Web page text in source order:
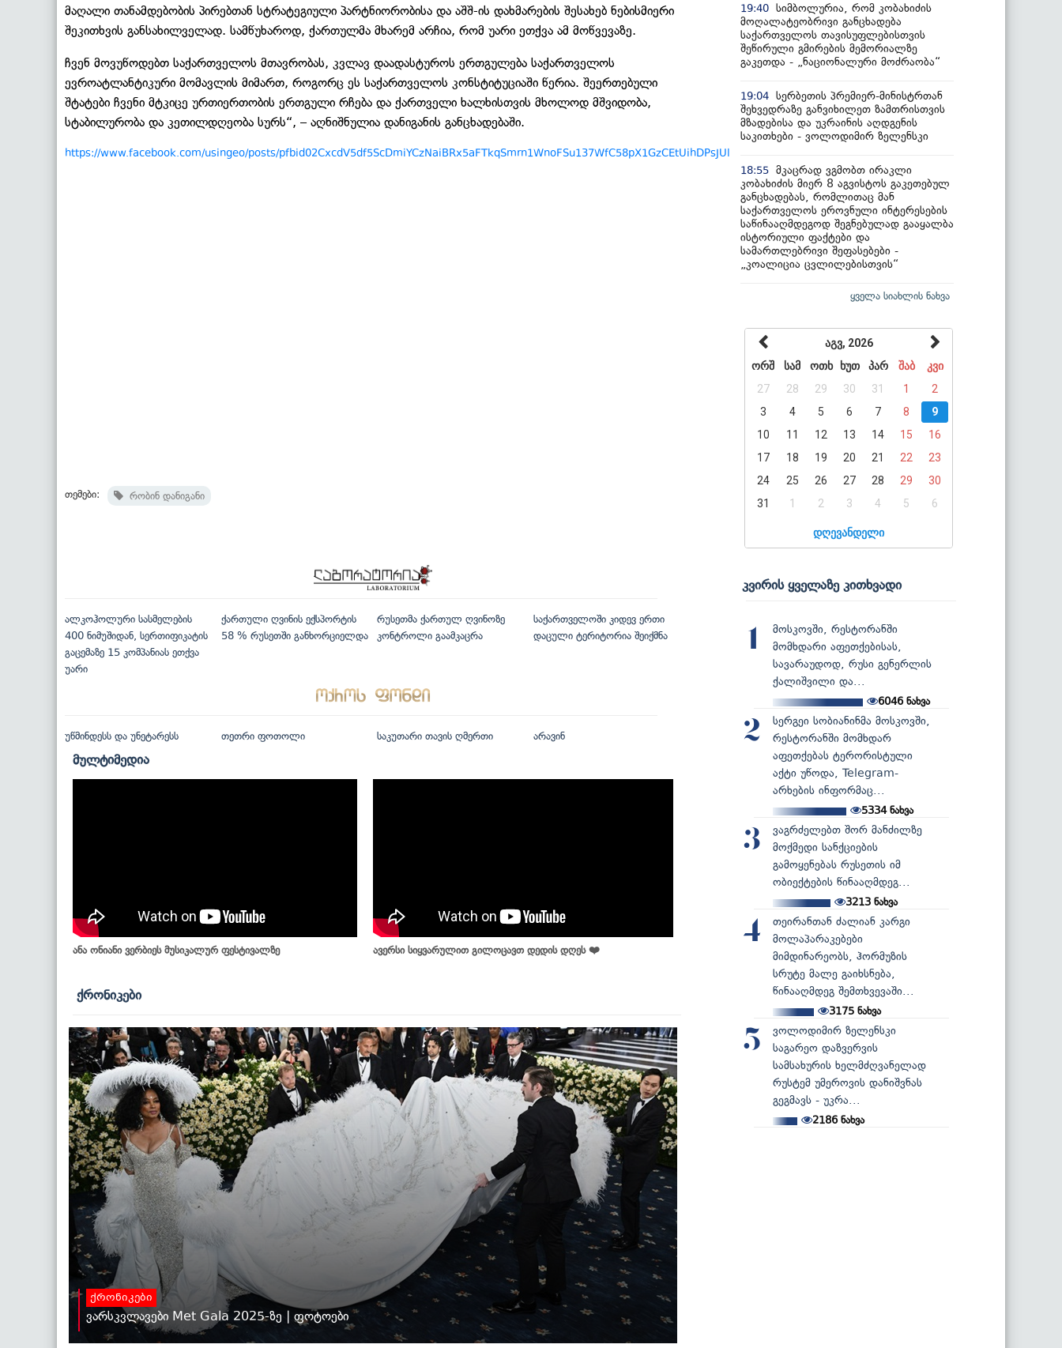
მაღალი თანამდებობის პირებთან სტრატეგიული პარტნიორობისა და აშშ-ის დახმარების შესახებ ნებისმიერი
შეკითხვის განსახილველად. სამწუხაროდ, ქართულმა მხარემ არჩია, რომ უარი ეთქვა ამ მოწვევაზე.
ჩვენ მოვუწოდებთ საქართველოს მთავრობას, კვლავ დაადასტუროს ერთგულება საქართველოს
ევროატლანტიკური მომავლის მიმართ, როგორც ეს საქართველოს კონსტიტუციაში წერია. შეერთებული
შტატები ჩვენი მტკიცე ურთიერთობის ერთგული რჩება და ქართველი ხალხისთვის მხოლოდ მშვიდობა,
სტაბილურობა და კეთილდღეობა სურს“, – აღნიშნულია დანიგანის განცხადებაში.
https://www.facebook.com/usingeo/posts/pfbid02CxcdV5df5ScDmiYCzNaiBRx5aFTkqSmrn1WnoFSu137WfC58pX1GzCEtUihDPsJUl
თემები: რობინ დანიგანი
ალკოჰოლური სასმელების
400 ნიმუშიდან, სერთიფიკატის
გაცემაზე 15 კომპანიას ეთქვა
უარი
ქართული ღვინის ექსპორტის
58 % რუსეთში განხორციელდა
რუსეთმა ქართულ ღვინოზე
კონტროლი გაამკაცრა
საქართველოში კიდევ ერთი
დაცული ტერიტორია შეიქმნა
უწმინდესს და უნეტარესს თეთრი ფოთოლი საკუთარი თავის ღმერთი არავინ
მულტიმედია
ანა ონიანი ვერბიეს მუსიკალურ ფესტივალზე ავერსი სიყვარულით გილოცავთ დედის დღეს ❤️
ქრონიკები
ქრონიკები
ვარსკვლავები Met Gala 2025-ზე | ფოტოები
19:40 სიმბოლურია, რომ კობახიძის
მოღალატეობრივი განცხადება
საქართველოს თავისუფლებისთვის
შეწირული გმირების მემორიალზე
გაკეთდა - „ნაციონალური მოძრაობა“
19:04 სერბეთის პრემიერ-მინისტრთან
შეხვედრაზე განვიხილეთ ზამთრისთვის
მზადებისა და უკრაინის აღდგენის
საკითხები - ვოლოდიმირ ზელენსკი
18:55 მკაცრად ვგმობთ ირაკლი
კობახიძის მიერ 8 აგვისტოს გაკეთებულ
განცხადებას, რომლითაც მან
საქართველოს ეროვნული ინტერესების
საწინააღმდეგოდ შეგნებულად გააყალბა
ისტორიული ფაქტები და
სამართლებრივი შეფასებები -
„კოალიცია ცვლილებისთვის“
ყველა სიახლის ნახვა
აგვ, 2026
ორშ
სამ ოთხ ხუთ პარ შაბ
კვი
27
28 29 30 31 1
2
3
4 5 6 7 8
9
10
11 12 13 14 15
16
17
18 19 20 21 22
23
24
25 26 27 28 29
30
31
1 2 3 4 5 6
დღევანდელი
კვირის ყველაზე კითხვადი
1
მოსკოვში, რესტორანში
მომხდარი აფეთქებისას,
სავარაუდოდ, რუსი გენერლის
ქალიშვილი და...
6046ნახვა
2
სერგეი სობიანინმა მოსკოვში,
რესტორანში მომხდარ
აფეთქებას ტერორისტული
აქტი უწოდა, Telegram-
არხების ინფორმაც...
5334ნახვა
3
ვაგრძელებთ შორ მანძილზე
მოქმედი სანქციების
გამოყენებას რუსეთის იმ
ობიექტების წინააღმდეგ...
3213ნახვა
4
თეირანთან ძალიან კარგი
მოლაპარაკებები
მიმდინარეობს, ჰორმუზის
სრუტე მალე გაიხსნება,
წინააღმდეგ შემთხვევაში...
3175ნახვა
5
ვოლოდიმირ ზელენსკი
საგარეო დაზვერვის
სამსახურის ხელმძღვანელად
რუსტემ უმეროვის დანიშვნას
გეგმავს - უკრა...
2186ნახვა